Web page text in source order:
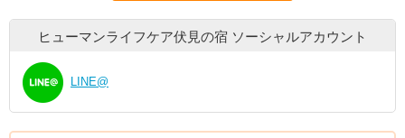
ヒューマンライフケア伏見の宿 ソーシャルアカウント
LINE@